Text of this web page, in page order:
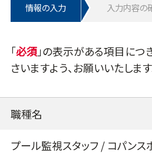
情報の入力 入力内容の
「
」の表示がある項目につ
さいますよう、お願いいたします
職種名
プール監視スタッフ / コパンス